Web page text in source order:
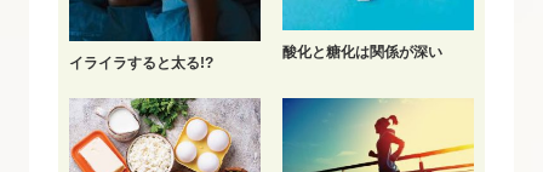
イライラすると太る!?
酸化と糖化は関係が深い